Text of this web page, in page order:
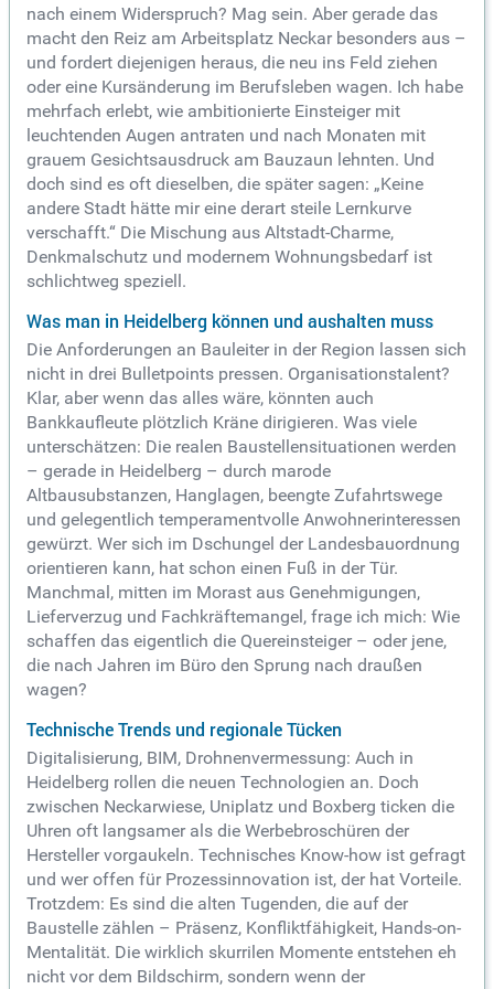
nach einem Widerspruch? Mag sein. Aber gerade das
macht den Reiz am Arbeitsplatz Neckar besonders aus –
und fordert diejenigen heraus, die neu ins Feld ziehen
oder eine Kursänderung im Berufsleben wagen. Ich habe
mehrfach erlebt, wie ambitionierte Einsteiger mit
leuchtenden Augen antraten und nach Monaten mit
grauem Gesichtsausdruck am Bauzaun lehnten. Und
doch sind es oft dieselben, die später sagen: „Keine
andere Stadt hätte mir eine derart steile Lernkurve
verschafft.“ Die Mischung aus Altstadt-Charme,
Denkmalschutz und modernem Wohnungsbedarf ist
schlichtweg speziell.
Was man in Heidelberg können und aushalten muss
Die Anforderungen an Bauleiter in der Region lassen sich
nicht in drei Bulletpoints pressen. Organisationstalent?
Klar, aber wenn das alles wäre, könnten auch
Bankkaufleute plötzlich Kräne dirigieren. Was viele
unterschätzen: Die realen Baustellensituationen werden
– gerade in Heidelberg – durch marode
Altbausubstanzen, Hanglagen, beengte Zufahrtswege
und gelegentlich temperamentvolle Anwohnerinteressen
gewürzt. Wer sich im Dschungel der Landesbauordnung
orientieren kann, hat schon einen Fuß in der Tür.
Manchmal, mitten im Morast aus Genehmigungen,
Lieferverzug und Fachkräftemangel, frage ich mich: Wie
schaffen das eigentlich die Quereinsteiger – oder jene,
die nach Jahren im Büro den Sprung nach draußen
wagen?
Technische Trends und regionale Tücken
Digitalisierung, BIM, Drohnenvermessung: Auch in
Heidelberg rollen die neuen Technologien an. Doch
zwischen Neckarwiese, Uniplatz und Boxberg ticken die
Uhren oft langsamer als die Werbebroschüren der
Hersteller vorgaukeln. Technisches Know-how ist gefragt
und wer offen für Prozessinnovation ist, der hat Vorteile.
Trotzdem: Es sind die alten Tugenden, die auf der
Baustelle zählen – Präsenz, Konfliktfähigkeit, Hands-on-
Mentalität. Die wirklich skurrilen Momente entstehen eh
nicht vor dem Bildschirm, sondern wenn der